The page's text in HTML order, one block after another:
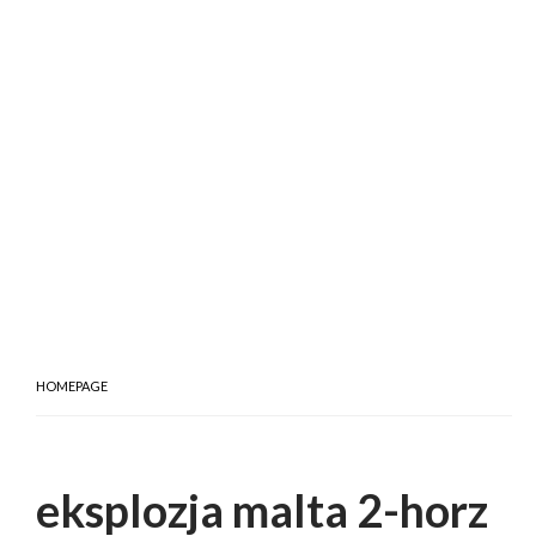
HOMEPAGE
eksplozja malta 2-horz